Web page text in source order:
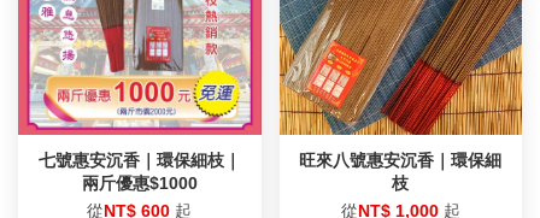
七號惠安沉香｜環保細枝｜
兩斤優惠$1000
從NT$ 600 起
旺來八號惠安沉香｜環保細
枝
從NT$ 1,000 起